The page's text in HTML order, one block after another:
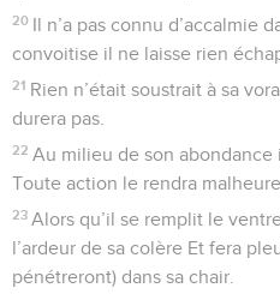
20 Il n’a pas connu d’accalmie
convoitise il ne laisse rien
21 Rien n’était soustrait à sa
durera pas.
22 Au milieu de son abondance
Toute action le rendra
23 Alors qu’il se remplit le
l’ardeur de sa colère Et fera
pénétreront) dans sa chair.